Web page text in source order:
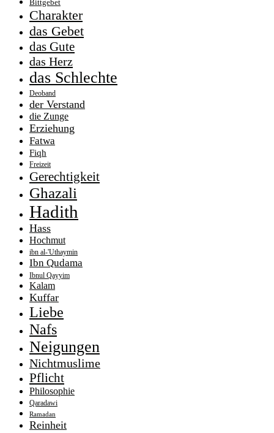
Bittgebet
Charakter
das Gebet
das Gute
das Herz
das Schlechte
Deoband
der Verstand
die Zunge
Erziehung
Fatwa
Fiqh
Freizeit
Gerechtigkeit
Ghazali
Hadith
Hass
Hochmut
ibn al-'Uthaymin
Ibn Qudama
Ibnul Qayyim
Kalam
Kuffar
Liebe
Nafs
Neigungen
Nichtmuslime
Pflicht
Philosophie
Qaradawi
Ramadan
Reinheit